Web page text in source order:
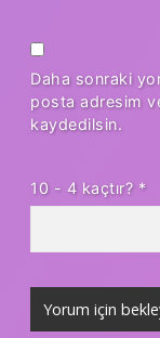
Daha sonraki
posta adresim
kaydedilsin.
10 - 4 kaçtır? *